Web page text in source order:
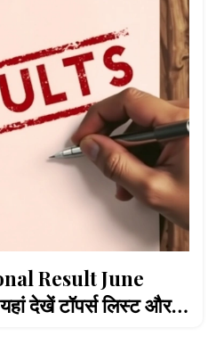
Result June
देखें टॉपर्स लिस्ट और